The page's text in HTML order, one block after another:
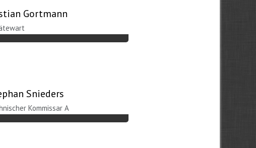
Gortmann
Snieders
Kommissar A